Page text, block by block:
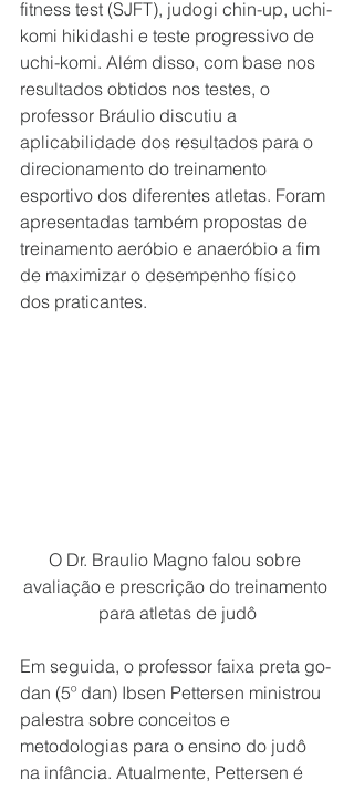
fitness test (SJFT), judogi chin-up, uchi-
komi hikidashi e teste progressivo de
uchi-komi. Além disso, com base nos
resultados obtidos nos testes, o
professor Bráulio discutiu a
aplicabilidade dos resultados para o
direcionamento do treinamento
esportivo dos diferentes atletas. Foram
apresentadas também propostas de
treinamento aeróbio e anaeróbio a fim
de maximizar o desempenho físico
dos praticantes.
O Dr. Braulio Magno falou sobre
avaliação e prescrição do treinamento
para atletas de judô
Em seguida, o professor faixa preta go-
dan (5º dan) Ibsen Pettersen ministrou
palestra sobre conceitos e
metodologias para o ensino do judô
na infância. Atualmente, Pettersen é